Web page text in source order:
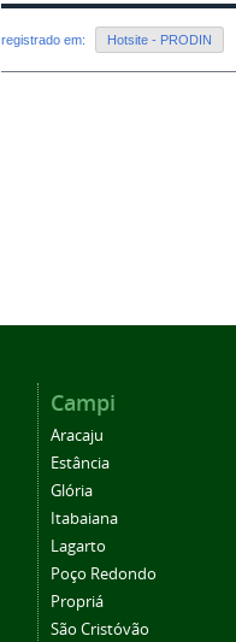
registrado em: Hotsite - PRODIN
Campi
Aracaju
Estância
Glória
Itabaiana
Lagarto
Poço Redondo
Propriá
São Cristóvão